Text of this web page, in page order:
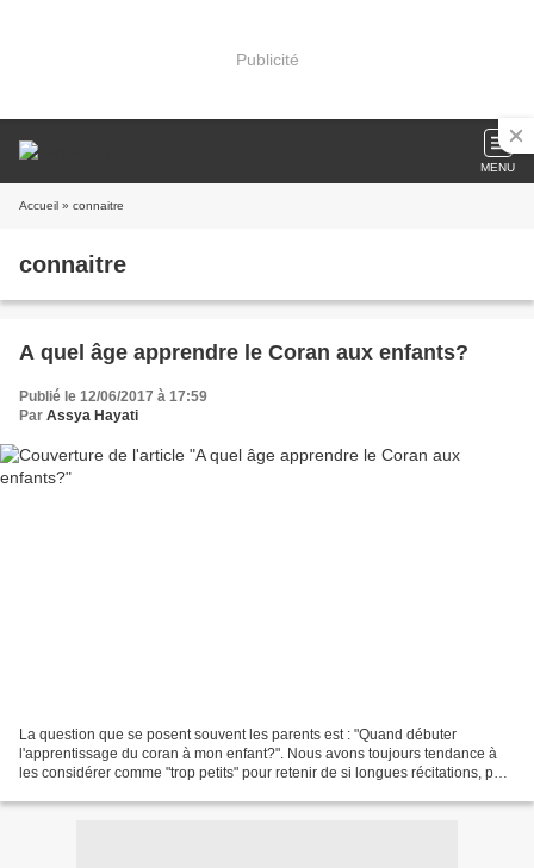
Publicité
MENU
Accueil » connaitre
connaitre
A quel âge apprendre le Coran aux enfants?
Publié le 12/06/2017 à 17:59
Par Assya Hayati
La question que se posent souvent les parents est : "Quand débuter
l'apprentissage du coran à mon enfant?". Nous avons toujours tendance à
les considérer comme "trop petits" pour retenir de si longues récitations, pour